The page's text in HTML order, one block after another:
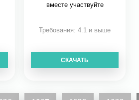
вместе участвуйте
Требования: 4.1 и выше
СКАЧАТЬ